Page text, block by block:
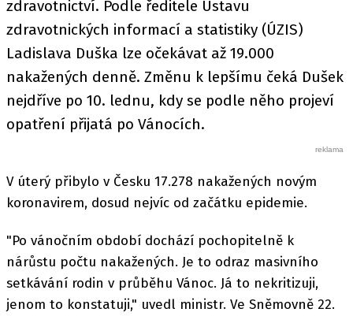
zdravotnictví. Podle ředitele Ústavu
zdravotnických informací a statistiky (ÚZIS)
Ladislava Duška lze očekávat až 19.000
nakažených denně. Změnu k lepšímu čeká Dušek
nejdříve po 10. lednu, kdy se podle něho projeví
opatření přijatá po Vánocích.
V úterý přibylo v Česku 17.278 nakažených novým
koronavirem, dosud nejvíc od začátku epidemie.
"Po vánočním období dochází pochopitelně k
nárůstu počtu nakažených. Je to odraz masivního
setkávání rodin v průběhu Vánoc. Já to nekritizuji,
jenom to konstatuji," uvedl ministr. Ve Sněmovně 22.